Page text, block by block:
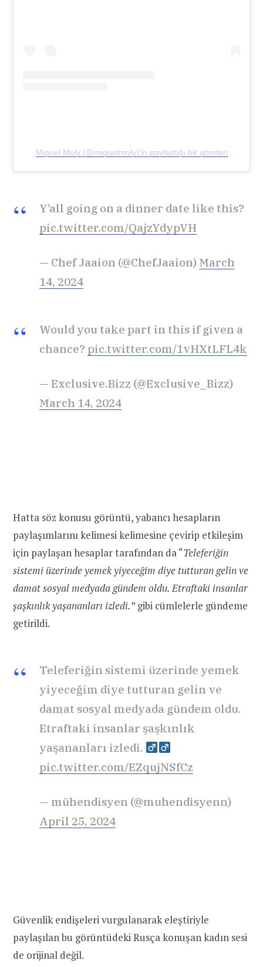
Miguel Moly (@miguelmoly)’in paylaştığı bir gönderi
Y’all going on a dinner date like this?
pic.twitter.com/QajzYdypVH
— Chef Jaaion (@ChefJaaion) March
14, 2024
Would you take part in this if given a
chance? pic.twitter.com/1vHXtLFL4k
— Exclusive.Bizz (@Exclusive_Bizz)
March 14, 2024
Hatta söz konusu görüntü, yabancı hesapların
paylaşımlarını kelimesi kelimesine çevirip etkileşim
için paylaşan hesaplar tarafından da “Teleferiğin
sistemi üzerinde yemek yiyeceğim diye tutturan gelin ve
damat sosyal medyada gündem oldu. Etraftaki insanlar
şaşkınlık yaşananları izledi.” gibi cümlelerle gündeme
getirildi.
Teleferiğin sistemi üzerinde yemek
yiyeceğim diye tutturan gelin ve
damat sosyal medyada gündem oldu.
Etraftaki insanlar şaşkınlık
yaşananları izledi. ‍
pic.twitter.com/EZqujNSfCz
— mühendisyen (@muhendisyenn)
April 25, 2024
Güvenlik endişeleri vurgulanarak eleştiriyle
paylaşılan bu görüntüdeki Rusça konuşan kadın sesi
de orijinal değil.